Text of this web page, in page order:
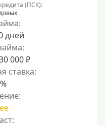
(ПСК):
дней
000 ₽
ставка: